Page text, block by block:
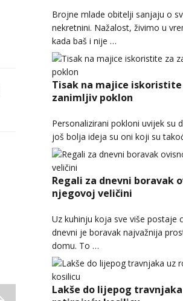
Brojne mlade obitelji sanjaju o
nekretnini. Nažalost, živimo u
kada baš i nije …
Tisak na majice iskoristite
zanimljiv poklon
Personalizirani pokloni uvijek su
još bolja ideja su oni koji su
Regali za dnevni boravak
njegovoj veličini
Uz kuhinju koja sve više postaje
dnevni je boravak najvažnija
domu. To …
Lakše do lijepog